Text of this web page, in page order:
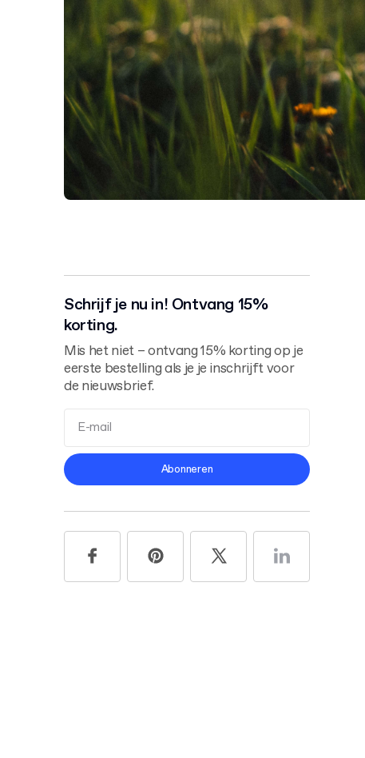
Schrijf je nu in! Ontvang 15%
korting.
Mis het niet – ontvang 15% korting op je
eerste bestelling als je je inschrijft voor
de nieuwsbrief.
Algemene Voorwaarden
PrivacybeleidAbonneren